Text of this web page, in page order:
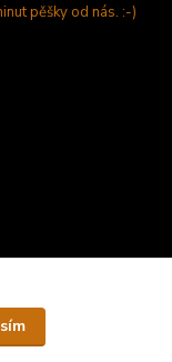
pěšky od nás. :-)